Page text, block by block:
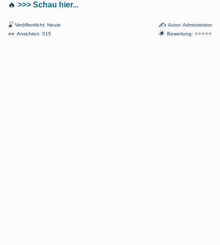
🔥 >>> Schau hier...
⌛ Veröffentlicht: Heute
👀 Ansichten: 515
✍ Autor: Administrator
🌟 Bewertung: ⭐⭐⭐⭐⭐